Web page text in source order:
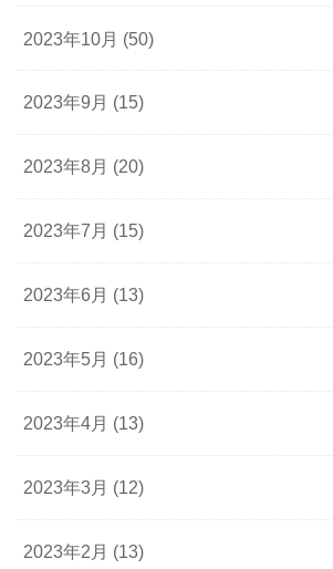
2023年10月 (50)
2023年9月 (15)
2023年8月 (20)
2023年7月 (15)
2023年6月 (13)
2023年5月 (16)
2023年4月 (13)
2023年3月 (12)
2023年2月 (13)